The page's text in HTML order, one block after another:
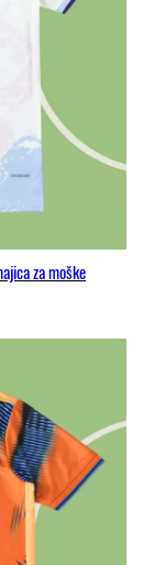
za moške